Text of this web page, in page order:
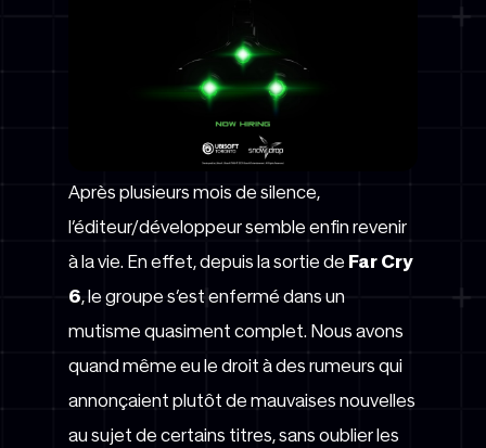
Après plusieurs mois de silence,
l’éditeur/développeur semble enfin revenir
à la vie. En effet, depuis la sortie de Far Cry
6, le groupe s’est enfermé dans un
mutisme quasiment complet. Nous avons
quand même eu le droit à des rumeurs qui
annonçaient plutôt de mauvaises nouvelles
au sujet de certains titres, sans oublier les